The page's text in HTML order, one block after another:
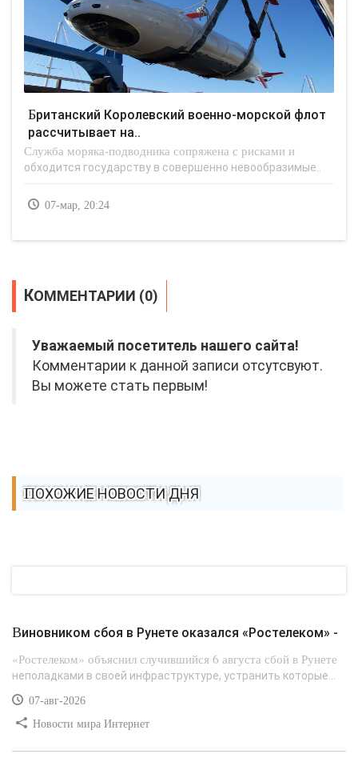
Британский Королевский военно-морской флот
рассчитывает на..
Служба моряка-подводника сопряжена с рисками и
обходится государству в совершенно невообразимые..
07-мар, 20:24
КОММЕНТАРИИ (0)
Уважаемый посетитель нашего сайта!
Комментарии к данной записи отсутсвуют.
Вы можете стать первым!
ПОХОЖИЕ НОВОСТИ ДНЯ
Виновником сбоя в Рунете оказался «Ростелеком» -
«Ростелеком» объяснил случившийся 6 августа сбой в Рунете
неполадками в своей инфраструктуре, устранить которые...
07-авг-2026
Новости мира Интернет